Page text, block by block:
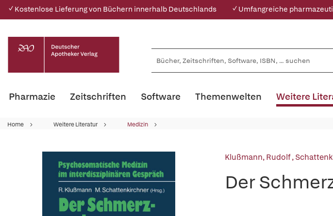
✓ Kostenlose Lieferung von Büchern innerhalb Deutschlands ✓ Umfangreiche
Pharmazie Zeitschriften Software Themenwelten Weitere
Home Weitere Literatur Medizin
Klußmann, Rudolf,
Der